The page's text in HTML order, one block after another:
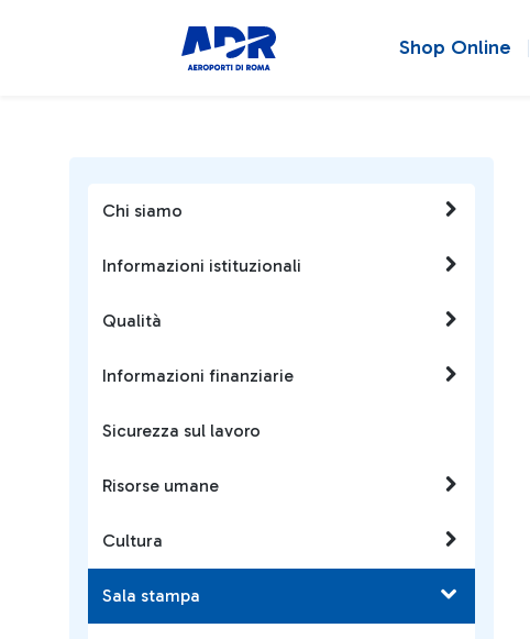
Shop Online
Chi siamo
Informazioni istituzionali
Qualità
Informazioni finanziarie
Sicurezza sul lavoro
Risorse umane
Cultura
Sala stampa